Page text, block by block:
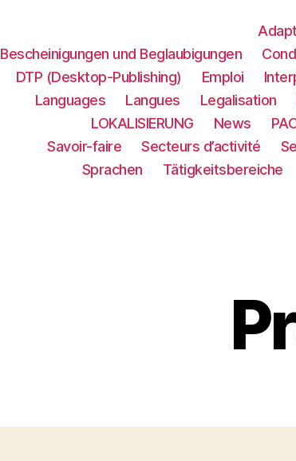
Bescheinigungen und Beglaubigungen
DTP (Desktop-Publishing)
Emploi
Languages
Langues Legalisation
LOKALISIERUNG​
News
Savoir-faire
Secteurs d’activité
Sprachen
Tätigkeitsbereiche